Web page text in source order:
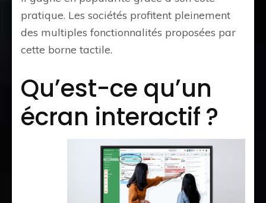
pratique. Les sociétés profitent pleinement
des multiples fonctionnalités proposées par
cette borne tactile.
Qu’est-ce qu’un
écran interactif ?